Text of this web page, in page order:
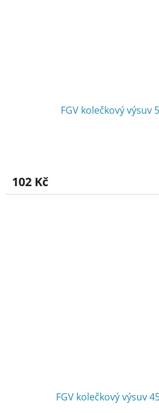
FGV kolečkový výsuv
102 Kč
FGV kolečkový výsuv